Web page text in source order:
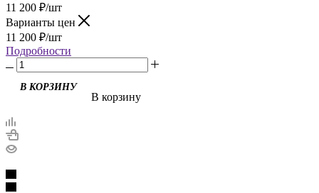
11 200 ₽/шт
Варианты цен
11 200 ₽/шт
Подробности
В корзину